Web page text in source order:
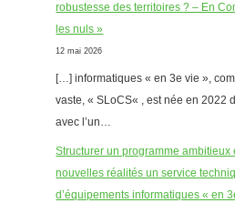
robustesse des territoires ? – En
les nuls »
12 mai 2026
[…] informatiques « en 3e vie »,
vaste, « SLoCS« , est née en 2022
avec l’un…
Structurer un programme
nouvelles réalités un service
d’équipements informatiques « en